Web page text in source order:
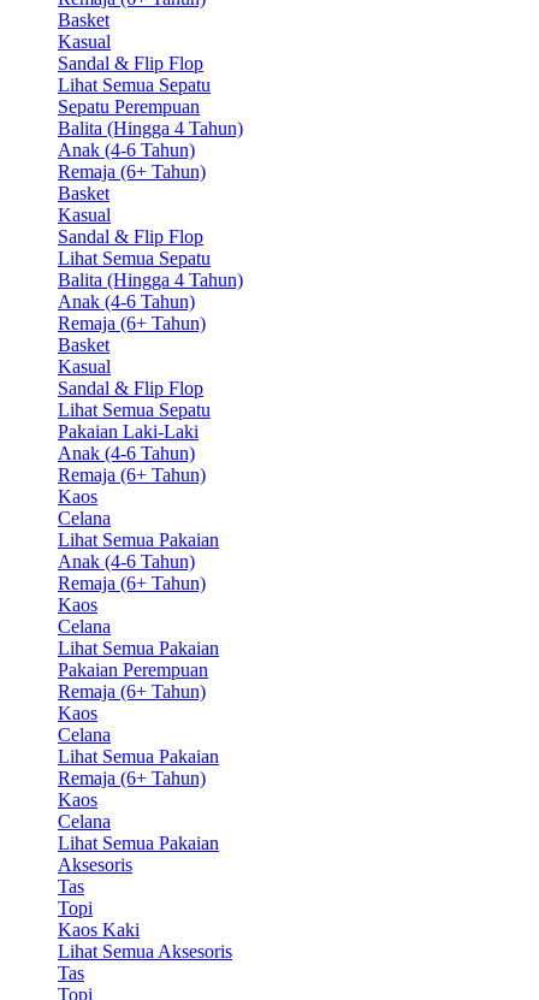
Basket
Kasual
Sandal & Flip Flop
Lihat Semua Sepatu
Sepatu Perempuan
Balita (Hingga 4 Tahun)
Anak (4-6 Tahun)
Remaja (6+ Tahun)
Basket
Kasual
Sandal & Flip Flop
Lihat Semua Sepatu
Balita (Hingga 4 Tahun)
Anak (4-6 Tahun)
Remaja (6+ Tahun)
Basket
Kasual
Sandal & Flip Flop
Lihat Semua Sepatu
Pakaian Laki-Laki
Anak (4-6 Tahun)
Remaja (6+ Tahun)
Kaos
Celana
Lihat Semua Pakaian
Anak (4-6 Tahun)
Remaja (6+ Tahun)
Kaos
Celana
Lihat Semua Pakaian
Pakaian Perempuan
Remaja (6+ Tahun)
Kaos
Celana
Lihat Semua Pakaian
Remaja (6+ Tahun)
Kaos
Celana
Lihat Semua Pakaian
Aksesoris
Tas
Topi
Kaos Kaki
Lihat Semua Aksesoris
Tas
Topi